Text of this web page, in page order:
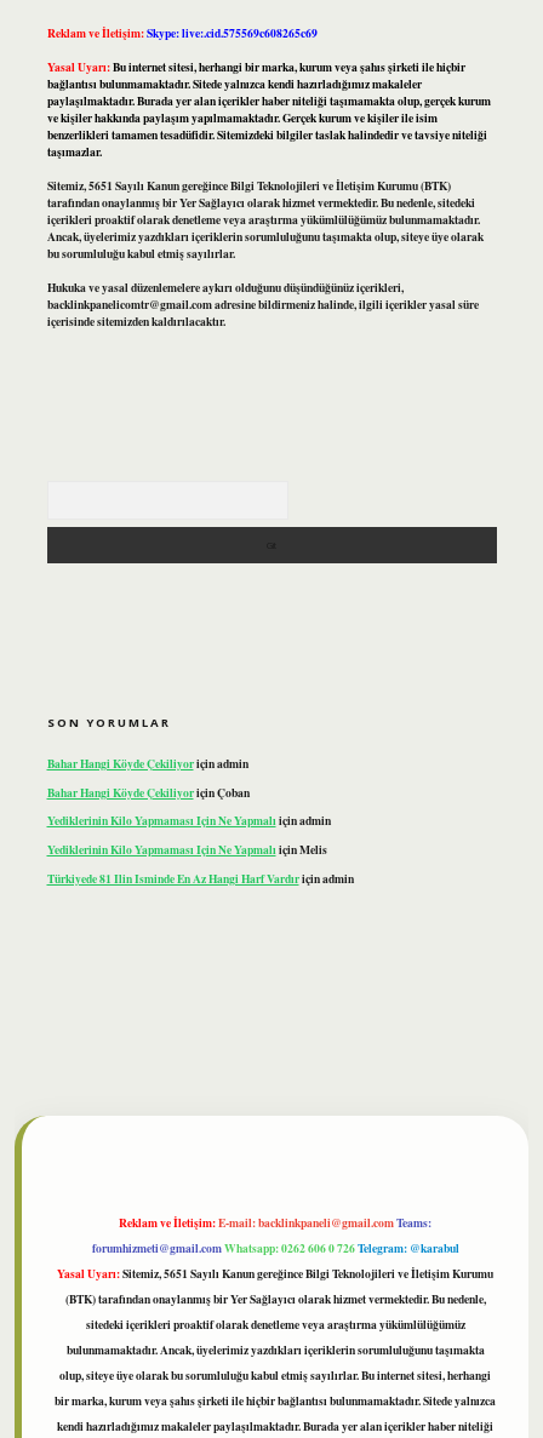
Reklam ve İletişim:Skype: live:.cid.575569c608265c69
Yasal Uyarı:Bu internet sitesi, herhangi bir marka, kurum veya şahıs şirketi ile hiçbir
bağlantısı bulunmamaktadır. Sitede yalnızca kendi hazırladığımız makaleler
paylaşılmaktadır. Burada yer alan içerikler haber niteliği taşımamakta olup, gerçek kurum
ve kişiler hakkında paylaşım yapılmamaktadır. Gerçek kurum ve kişiler ile isim
benzerlikleri tamamen tesadüfidir. Sitemizdeki bilgiler taslak halindedir ve tavsiye niteliği
taşımazlar.
Sitemiz, 5651 Sayılı Kanun gereğince Bilgi Teknolojileri ve İletişim Kurumu (BTK)
tarafından onaylanmış bir Yer Sağlayıcı olarak hizmet vermektedir. Bu nedenle, sitedeki
içerikleri proaktif olarak denetleme veya araştırma yükümlülüğümüz bulunmamaktadır.
Ancak, üyelerimiz yazdıkları içeriklerin sorumluluğunu taşımakta olup, siteye üye olarak
bu sorumluluğu kabul etmiş sayılırlar.
Hukuka ve yasal düzenlemelere aykırı olduğunu düşündüğünüz içerikleri,
backlinkpanelicomtr@gmail.comadresine bildirmeniz halinde, ilgili içerikler yasal süre
içerisinde sitemizden kaldırılacaktır.
SON YORUMLAR
Bahar Hangi Köyde Çekiliyoriçinadmin
Bahar Hangi Köyde ÇekiliyoriçinÇoban
Yediklerinin Kilo Yapmaması Için Ne Yapmalıiçinadmin
Yediklerinin Kilo Yapmaması Için Ne YapmalıiçinMelis
Türkiyede 81 Ilin Isminde En Az Hangi Harf Vardıriçinadmin
Reklam ve İletişim:E-mail:backlinkpaneli@gmail.comTeams:
forumhizmeti@gmail.comWhatsapp: 0262 606 0 726Telegram: @karabul
Yasal Uyarı:Sitemiz, 5651 Sayılı Kanun gereğince Bilgi Teknolojileri ve İletişim Kurumu
(BTK) tarafından onaylanmış bir Yer Sağlayıcı olarak hizmet vermektedir. Bu nedenle,
sitedeki içerikleri proaktif olarak denetleme veya araştırma yükümlülüğümüz
bulunmamaktadır. Ancak, üyelerimiz yazdıkları içeriklerin sorumluluğunu taşımakta
olup, siteye üye olarak bu sorumluluğu kabul etmiş sayılırlar. Bu internet sitesi, herhangi
bir marka, kurum veya şahıs şirketi ile hiçbir bağlantısı bulunmamaktadır. Sitede yalnızca
kendi hazırladığımız makaleler paylaşılmaktadır. Burada yer alan içerikler haber niteliği